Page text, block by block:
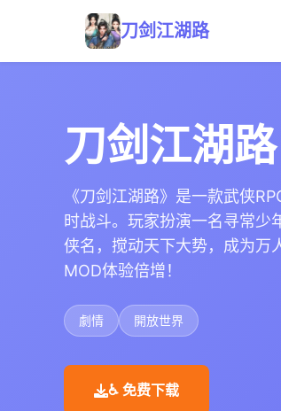
刀剑江湖路
刀剑江湖路
《刀剑江湖路》是一款武侠
时战斗。玩家扮演一名寻常少
侠名，搅动天下大势，成为万
MOD体验倍增！
劇情 開放世界
♿ 免费下载